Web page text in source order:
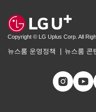
Copyright © LG Uplus Corp. All
뉴스룸 운영정책 뉴스룸 콘